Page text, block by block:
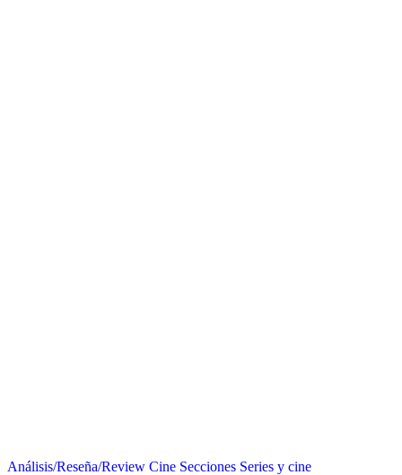
Análisis/Reseña/Review Cine Secciones Series y cine